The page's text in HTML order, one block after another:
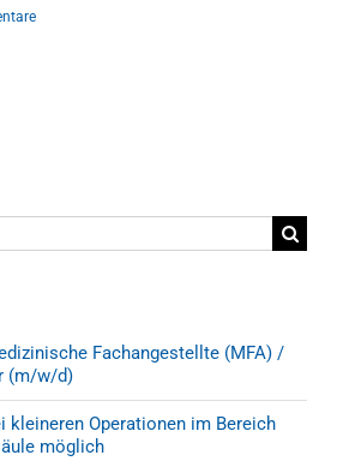
Fachangestellte (MFA) /
(m/w/d)
kleineren Operationen im Bereich
möglich